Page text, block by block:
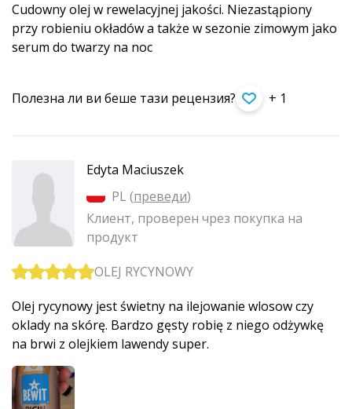
Cudowny olej w rewelacyjnej jakości. Niezastąpiony
przy robieniu okładów a także w sezonie zimowym jako
serum do twarzy na noc
Полезна ли ви беше тази рецензия? + 1
Edyta Maciuszek
PL (преведи)
Клиент, проверен чрез покупка на
продукт
OLEJ RYCYNOWY
Olej rycynowy jest świetny na ilejowanie wlosow czy
oklady na skórę. Bardzo gęsty robię z niego odżywkę
na brwi z olejkiem lawendy super.